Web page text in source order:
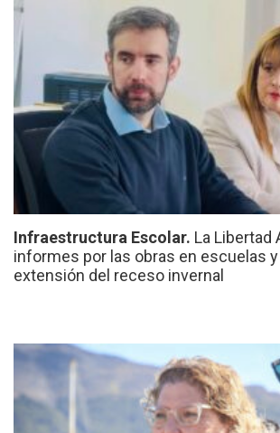
Infraestructura Escolar. La Libertad
informes por las obras en escuelas
extensión del receso invernal